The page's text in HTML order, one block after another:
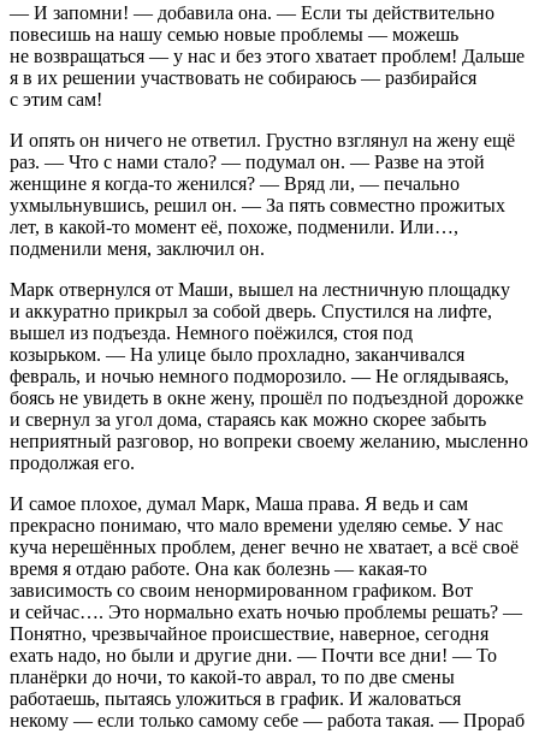
— И запомни! — добавила она. — Если ты действительно
повесишь на нашу семью новые проблемы — можешь
не возвращаться — у нас и без этого хватает проблем! Дальше
я в их решении участвовать не собираюсь — разбирайся
с этим сам!
И опять он ничего не ответил. Грустно взглянул на жену ещё
раз. — Что с нами стало? — подумал он. — Разве на этой
женщине я когда-то женился? — Вряд ли, — печально
ухмыльнувшись, решил он. — За пять совместно прожитых
лет, в какой-то момент её, похоже, подменили. Или…,
подменили меня, заключил он.
Марк отвернулся от Маши, вышел на лестничную площадку
и аккуратно прикрыл за собой дверь. Спустился на лифте,
вышел из подъезда. Немного поёжился, стоя под
козырьком. — На улице было прохладно, заканчивался
февраль, и ночью немного подморозило. — Не оглядываясь,
боясь не увидеть в окне жену, прошёл по подъездной дорожке
и свернул за угол дома, стараясь как можно скорее забыть
неприятный разговор, но вопреки своему желанию, мысленно
продолжая его.
И самое плохое, думал Марк, Маша права. Я ведь и сам
прекрасно понимаю, что мало времени уделяю семье. У нас
куча нерешённых проблем, денег вечно не хватает, а всё своё
время я отдаю работе. Она как болезнь — какая-то
зависимость со своим ненормированном графиком. Вот
и сейчас…. Это нормально ехать ночью проблемы решать? —
Понятно, чрезвычайное происшествие, наверное, сегодня
ехать надо, но были и другие дни. — Почти все дни! — То
планёрки до ночи, то какой-то аврал, то по две смены
работаешь, пытаясь уложиться в график. И жаловаться
некому — если только самому себе — работа такая. — Прораб